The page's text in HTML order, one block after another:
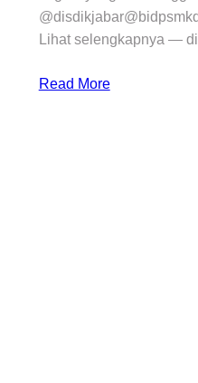
Lihat selengkapnya —
Read More